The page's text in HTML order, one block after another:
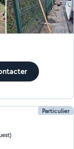
Particulier